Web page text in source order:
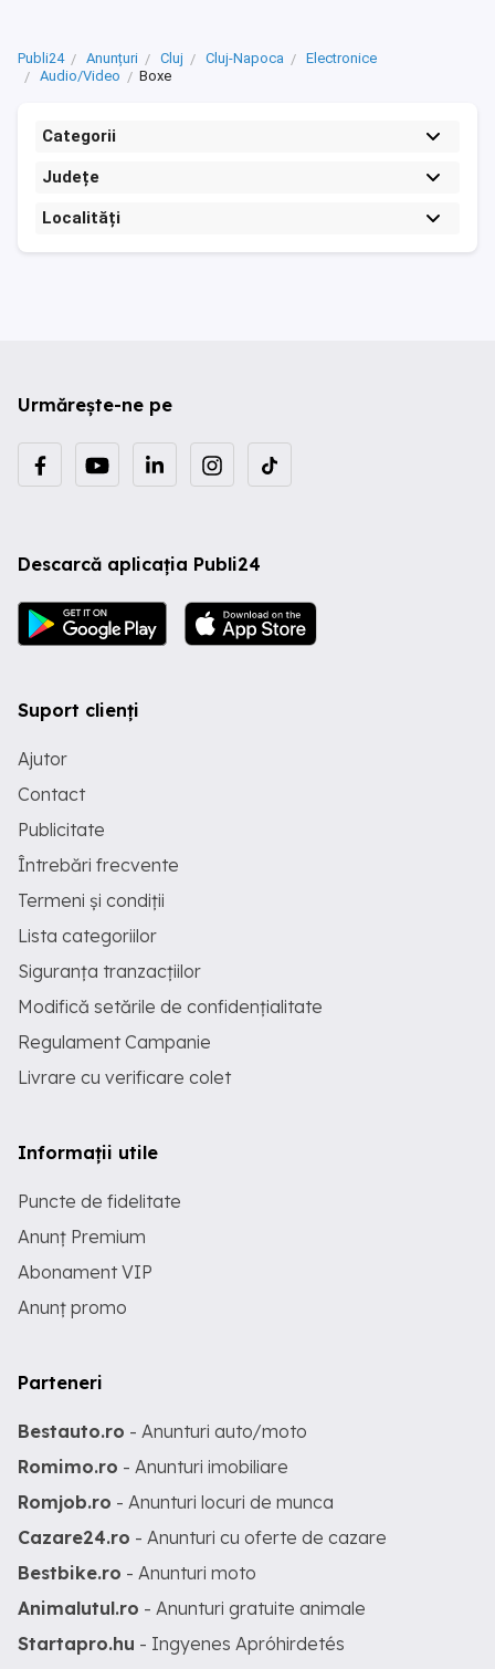
Publi24 Anunțuri Cluj Cluj-Napoca
Electronice
Audio/Video
Boxe
Categorii
Județe
Localități
Urmărește-ne pe
Descarcă aplicația Publi24
Suport clienți
Ajutor
Contact
Publicitate
Întrebări frecvente
Termeni și condiții
Lista categoriilor
Siguranța tranzacțiilor
Modifică setările de confidențialitate
Regulament Campanie
Livrare cu verificare colet
Informații utile
Puncte de fidelitate
Anunț Premium
Abonament VIP
Anunț promo
Parteneri
Bestauto.ro - Anunturi auto/moto
Romimo.ro - Anunturi imobiliare
Romjob.ro - Anunturi locuri de munca
Cazare24.ro - Anunturi cu oferte de cazare
Bestbike.ro - Anunturi moto
Animalutul.ro - Anunturi gratuite animale
Startapro.hu - Ingyenes Apróhirdetés